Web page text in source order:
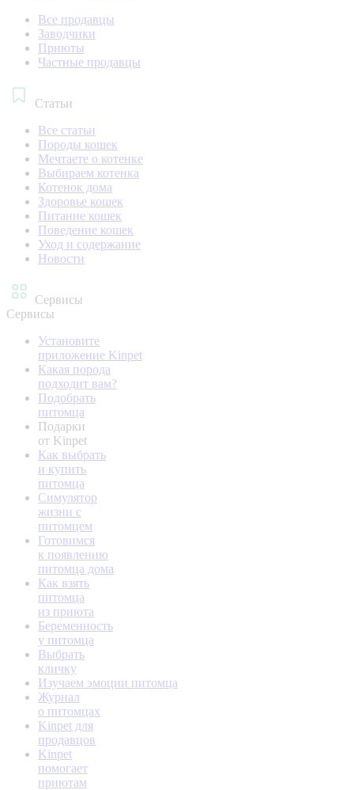
Все продавцы
Заводчики
Приюты
Частные продавцы
Статьи
Все статьи
Породы кошек
Мечтаете о котенке
Выбираем котенка
Котенок дома
Здоровье кошек
Питание кошек
Поведение кошек
Уход и содержание
Новости
Сервисы
Сервисы
Установите
приложение Kinpet
Какая порода
подходит вам?
Подобрать
питомца
Подарки
от Kinpet
Как выбрать
и купить
питомца
Симулятор
жизни с
питомцем
Готовимся
к появлению
питомца дома
Как взять
питомца
из приюта
Беременность
у питомца
Выбрать
кличку
Изучаем эмоции питомца
Журнал
о питомцах
Kinpet для
продавцов
Kinpet
помогает
приютам